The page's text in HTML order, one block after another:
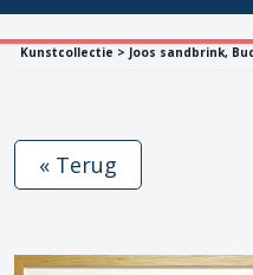
Kunstcollectie > Joos sandbrink,
« Terug